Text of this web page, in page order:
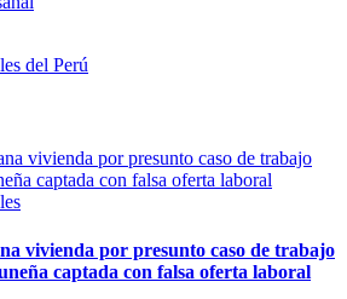
del Perú
vivienda por presunto caso de trabajo
captada con falsa oferta laboral